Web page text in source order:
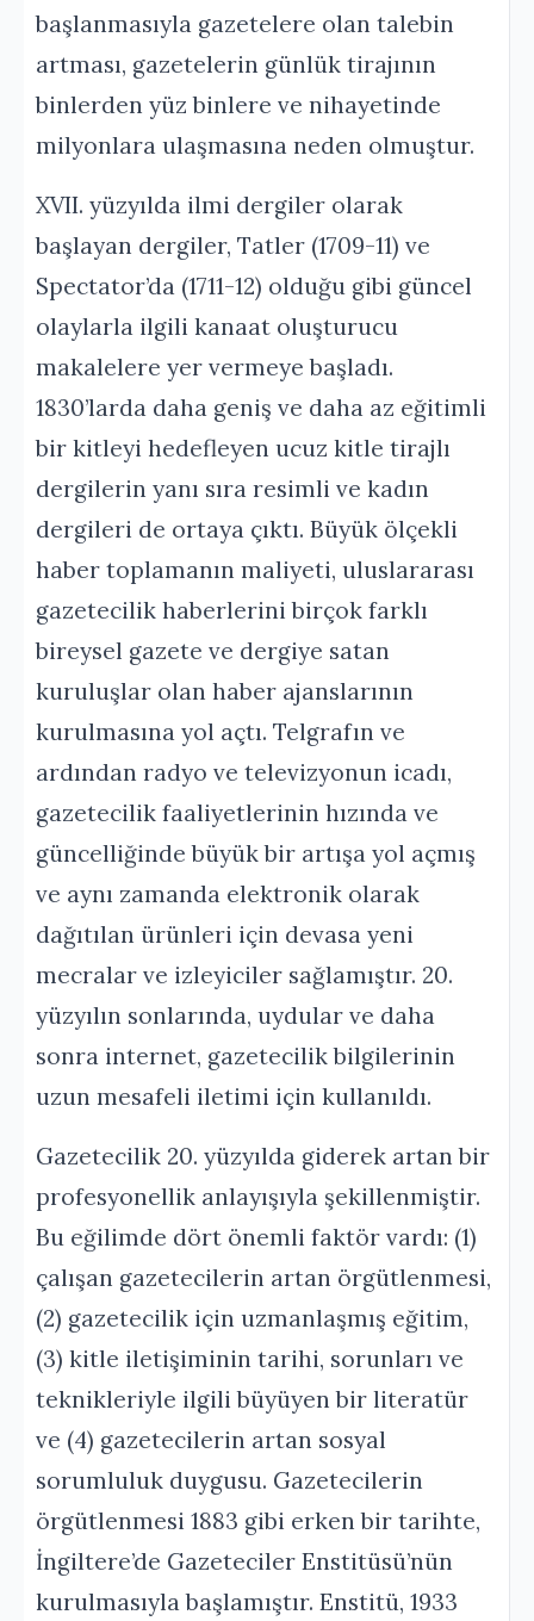
başlanmasıyla gazetelere olan talebin
artması, gazetelerin günlük tirajının
binlerden yüz binlere ve nihayetinde
milyonlara ulaşmasına neden olmuştur.
XVII. yüzyılda ilmi dergiler olarak
başlayan dergiler, Tatler (1709-11) ve
Spectator’da (1711-12) olduğu gibi güncel
olaylarla ilgili kanaat oluşturucu
makalelere yer vermeye başladı.
1830’larda daha geniş ve daha az eğitimli
bir kitleyi hedefleyen ucuz kitle tirajlı
dergilerin yanı sıra resimli ve kadın
dergileri de ortaya çıktı. Büyük ölçekli
haber toplamanın maliyeti, uluslararası
gazetecilik haberlerini birçok farklı
bireysel gazete ve dergiye satan
kuruluşlar olan haber ajanslarının
kurulmasına yol açtı. Telgrafın ve
ardından radyo ve televizyonun icadı,
gazetecilik faaliyetlerinin hızında ve
güncelliğinde büyük bir artışa yol açmış
ve aynı zamanda elektronik olarak
dağıtılan ürünleri için devasa yeni
mecralar ve izleyiciler sağlamıştır. 20.
yüzyılın sonlarında, uydular ve daha
sonra internet, gazetecilik bilgilerinin
uzun mesafeli iletimi için kullanıldı.
Gazetecilik 20. yüzyılda giderek artan bir
profesyonellik anlayışıyla şekillenmiştir.
Bu eğilimde dört önemli faktör vardı: (1)
çalışan gazetecilerin artan örgütlenmesi,
(2) gazetecilik için uzmanlaşmış eğitim,
(3) kitle iletişiminin tarihi, sorunları ve
teknikleriyle ilgili büyüyen bir literatür
ve (4) gazetecilerin artan sosyal
sorumluluk duygusu. Gazetecilerin
örgütlenmesi 1883 gibi erken bir tarihte,
İngiltere’de Gazeteciler Enstitüsü’nün
kurulmasıyla başlamıştır. Enstitü, 1933